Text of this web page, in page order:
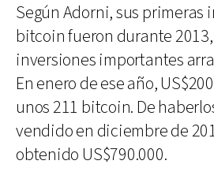
Según Adorni, sus primeras
bitcoin fueron durante
inversiones importantes
En enero de ese año,
unos 211 bitcoin. De
vendido en diciembre de
obtenido US$790.000.